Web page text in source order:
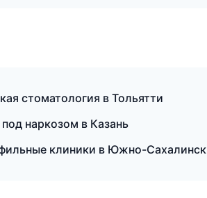
стоматология в Тольятти
наркозом в Казань
клиники в Южно-Сахалинск